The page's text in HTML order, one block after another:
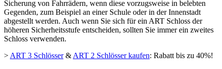
Sicherung von Fahrrädern, wenn diese vorzugsweise in belebten
Gegenden, zum Beispiel an einer Schule oder in der Innenstadt
abgestellt werden. Auch wenn Sie sich für ein ART Schloss der
höheren Sicherheitsstufe entscheiden, sollten Sie immer ein zweites
Schloss verwenden.
> ART 3 Schlösser& ART 2 Schlösser kaufen: Rabatt bis zu 40%!